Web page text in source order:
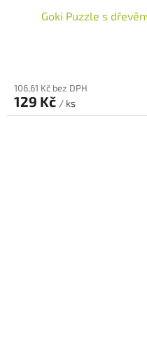
Goki Puzzle s
106,61 Kč bez DPH
129 Kč / ks